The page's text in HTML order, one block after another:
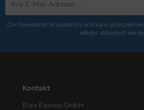
Der Newsletter ist kostenlos und kann jederzeit
wieder abbestellt
Kontakt
Büro Express GmbH
PLUS